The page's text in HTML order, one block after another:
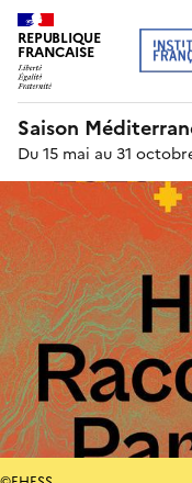
REPUBLIQUE
FRANCAISE
Saison
Du 15 mai au 31